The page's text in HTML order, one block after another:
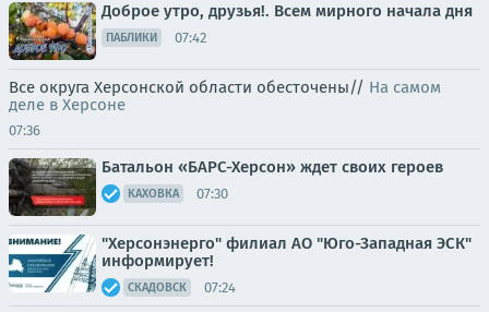
Доброе утро, друзья!. Всем мирного начала дня
ПАБЛИКИ 07:42
Все округа Херсонской области обесточены// На самом
деле в Херсоне
07:36
Батальон «БАРС-Херсон» ждет своих героев
КАХОВКА 07:30
"Херсонэнерго" филиал АО "Юго-Западная ЭСК"
информирует!
СКАДОВСК 07:24